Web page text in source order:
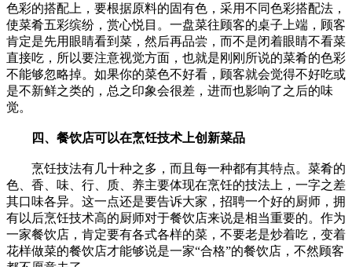
色彩的搭配上，要根据原料的固有色，采用不同色彩搭配法，
使菜肴五彩缤纷，赏心悦目。一盘菜往顾客的桌子上端，顾客
肯定是先用眼睛看到菜，然后再品尝，而不是闭着眼睛不看菜
直接吃，所以要注意视觉方面，也就是刚刚所说的菜肴的色彩
不能够忽略掉。如果你的菜色不好看，顾客就会觉得不好吃或
是不新鲜之类的，总之印象会很差，进而也影响了之后的味
觉。
四、餐饮店可以在烹饪技术上创新菜品
烹饪技法有几十种之多，而且每一种都有其特点。菜肴的
色、香、味、行、质、养主要体现在烹饪的技法上，一字之差
其口味各异。这一点还是要告诉大家，招聘一个好的厨师，拥
有以后烹饪技术高的厨师对于餐饮店来说是相当重要的。作为
一家餐饮店，肯定要有各式各样的菜，不要老是炒着吃，变着
花样做菜的餐饮店才能够说是一家“合格”的餐饮店，不然顾客